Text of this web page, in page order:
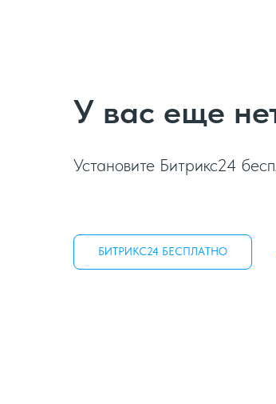
У вас еще
Установите Битрикс24
БИТРИКС24 БЕСПЛАТНО